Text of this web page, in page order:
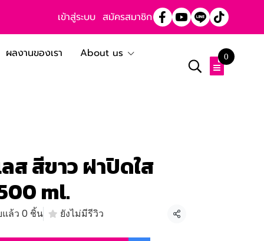
เข้าสู่ระบบ สมัครสมาชิก
ผลงานของเรา
About us
0
ส สีขาว ฝาปิดใส
ml.
แล้ว 0 ชิ้น ยังไม่มีรีวิว
แชร์